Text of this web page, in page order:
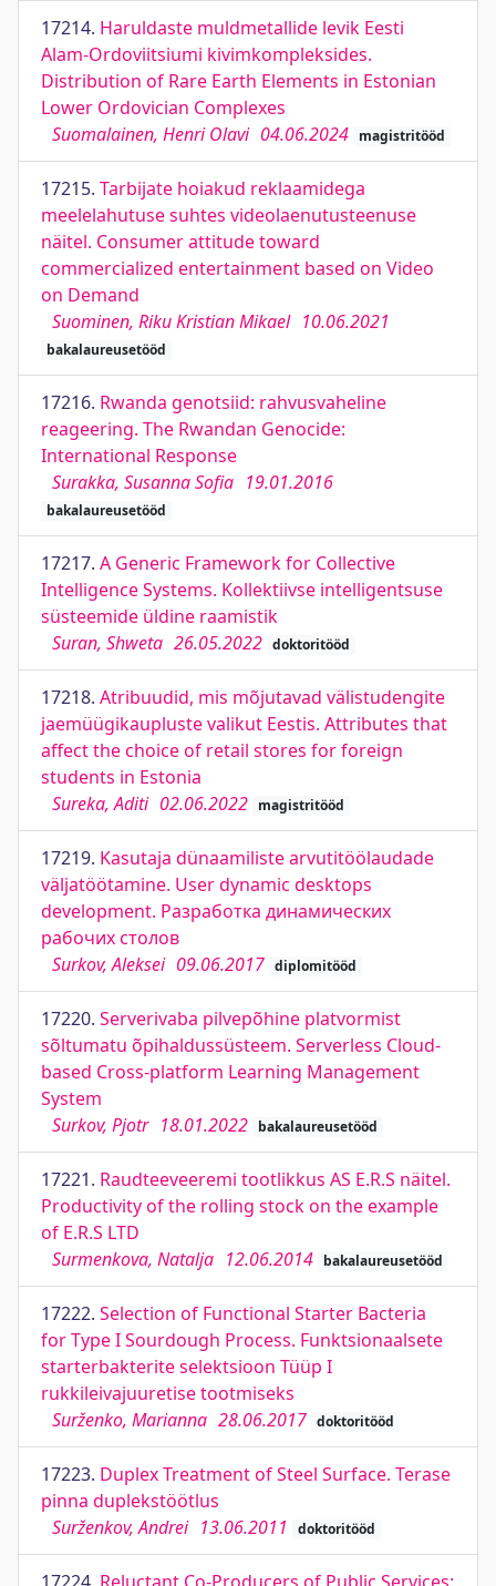
17214. Haruldaste muldmetallide levik Eesti
Alam-Ordoviitsiumi kivimkompleksides.
Distribution of Rare Earth Elements in Estonian
Lower Ordovician Complexes
Suomalainen, Henri Olavi 04.06.2024 magistritööd
17215. Tarbijate hoiakud reklaamidega
meelelahutuse suhtes videolaenutusteenuse
näitel. Consumer attitude toward
commercialized entertainment based on Video
on Demand
Suominen, Riku Kristian Mikael 10.06.2021
bakalaureusetööd
17216. Rwanda genotsiid: rahvusvaheline
reageering. The Rwandan Genocide:
International Response
Surakka, Susanna Sofia 19.01.2016
bakalaureusetööd
17217. A Generic Framework for Collective
Intelligence Systems. Kollektiivse intelligentsuse
süsteemide üldine raamistik
Suran, Shweta 26.05.2022 doktoritööd
17218. Atribuudid, mis mõjutavad välistudengite
jaemüügikaupluste valikut Eestis. Attributes that
affect the choice of retail stores for foreign
students in Estonia
Sureka, Aditi 02.06.2022 magistritööd
17219. Kasutaja dünaamiliste arvutitöölaudade
väljatöötamine. User dynamic desktops
development. Разработка динамических
рабочих столов
Surkov, Aleksei 09.06.2017 diplomitööd
17220. Serverivaba pilvepõhine platvormist
sõltumatu õpihaldussüsteem. Serverless Cloud-
based Cross-platform Learning Management
System
Surkov, Pjotr 18.01.2022 bakalaureusetööd
17221. Raudteeveeremi tootlikkus AS E.R.S näitel.
Productivity of the rolling stock on the example
of E.R.S LTD
Surmenkova, Natalja 12.06.2014 bakalaureusetööd
17222. Selection of Functional Starter Bacteria
for Type I Sourdough Process. Funktsionaalsete
starterbakterite selektsioon Tüüp I
rukkileivajuuretise tootmiseks
Surženko, Marianna 28.06.2017 doktoritööd
17223. Duplex Treatment of Steel Surface. Terase
pinna duplekstöötlus
Surženkov, Andrei 13.06.2011 doktoritööd